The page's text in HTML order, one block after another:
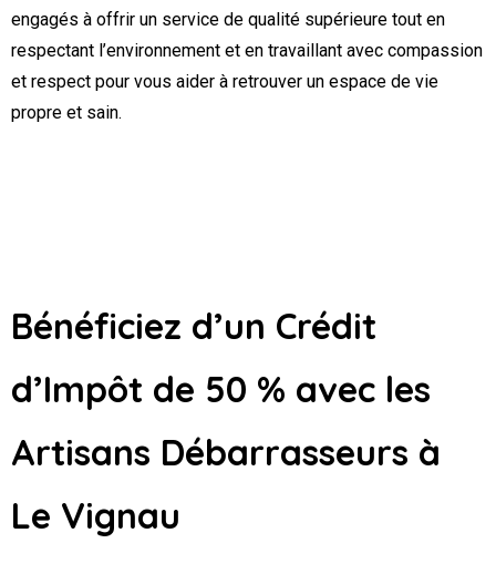
engagés à offrir un service de qualité supérieure tout en
respectant l’environnement et en travaillant avec compassion
et respect pour vous aider à retrouver un espace de vie
propre et sain.
Bénéficiez d’un Crédit
d’Impôt de 50 % avec les
Artisans Débarrasseurs à
Le Vignau